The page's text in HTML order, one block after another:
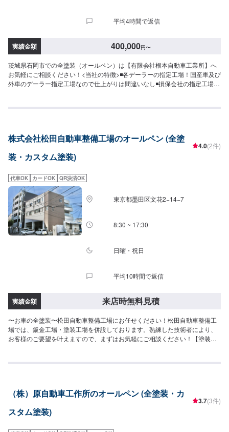
平均4時間で返信
実績金額 400,000円〜
茨城県石岡市での全塗装（オールペン）は【有限会社根本自動車工業所】へ
お気軽にご相談ください！<当社の特徴>◾各デーラーの指定工場！国産車及び
外車のデーラー指定工場なので仕上がりは間違いなし◾損保会社の指定工場！
します、お客様の意見を聞きながら、色々なご提案をさせていただきます<お
ァーにてお問い合わせ【2】お見積り【3】お見積りにご納得いただければ作
業開始【4】仕上がり次第納車-----代車について-----代車をご用意していま
す。お車の作業中は代車をご利用ください。※代車の燃料代はお客様にご負担
けてお越しください。駐車スペースは事務所前の空いているスペースに駐車
してください。受付はスタッフへ「メンテモで予約しました」とお伝えくだ
さい。ご案内いたします。【定休日・営業時間】定休日：月曜日、祝日営業
時間：9:00~18:00
株式会社松田自動車整備工場のオールペン (全塗
装・カスタム塗装)
4.0(2件)
代車OK カードOK QR決済OK
東京都墨田区文花2−14−7
8:30 ~ 17:30
日曜・祝日
平均10時間で返信
実績金額 来店時無料見積
〜お車の全塗装〜松田自動車整備工場にお任せください！松田自動車整備工
場では、鈑金工場・塗装工場を併設しております。熟練した技術者により、
お客様のご要望を叶えますので、まずはお気軽にご相談ください！【塗装ブ
や、空気中の余分な塗料の粒子の付着を防ぎ、より精度の高い仕上がりを実
いったこともありません。【塗料へのこだわり】松田自動車整備工場では、
より美しい仕上がりを実現するために、ベンツ等の高級車に使われるデュポ
ンの自動車塗料を使用しております。デュポン社はグローバルNo.1の自動車
（株）原自動車工作所のオールペン (全塗装・カ
スタム塗装)
3.7(3件)